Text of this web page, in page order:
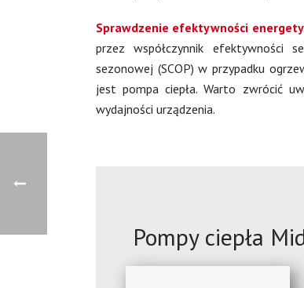
Sprawdzenie efektywności
przez współczynnik efektywności
sezonowej (SCOP) w przypadku
jest pompa ciepła. Warto zwrócić
wydajności urządzenia.
Pompy ciepła